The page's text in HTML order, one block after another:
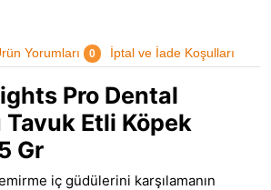
Yorumları 0 İptal ve İade Koşulları
Pro Dental
Etli Köpek
Gr
iç güdülerini karşılamanın